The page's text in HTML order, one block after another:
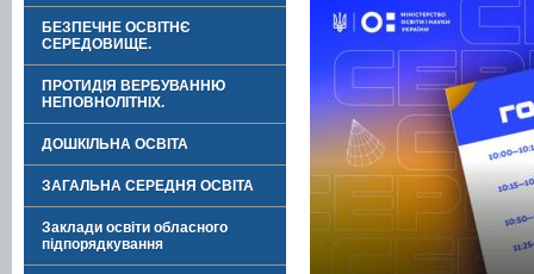
БЕЗПЕЧНЕ ОСВІТНЄ
СЕРЕДОВИЩЕ.
ПРОТИДІЯ ВЕРБУВАННЮ
НЕПОВНОЛІТНІХ.
ДОШКІЛЬНА ОСВІТА
ЗАГАЛЬНА СЕРЕДНЯ ОСВІТА
Заклади освіти обласного
підпорядкування